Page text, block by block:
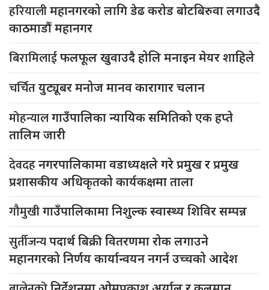
हरियालीमहानगरको लागि डेढ करोड बोटबिरुवा लगाउदै
काठमाडौं महानगर
बिरामिलाईफलफूल खुवाउदै होलि मनाइन मेयर शाहिले
चर्चितयुट्यूबर मनोज मानव कारागार चलान
मोहन्यालगाउँपालिका न्यायिक समितिको एक हप्ते
तालिम जारी
देवदहनगरपालिकामा वडाध्यक्षले गरे प्रमुख र प्रमुख
प्रशासकीय अधिकृतको कार्यकक्षमा ताला
गौमुखीगाउँपालिकामा निशुल्क स्वास्थ्य शिविर सम्पन्न
सुर्तीजन्यपदार्थ बिक्री वितरणमा रोक लगाउने
महानगरको निर्णय कार्यान्वयन नगर्न उच्चको आदेश